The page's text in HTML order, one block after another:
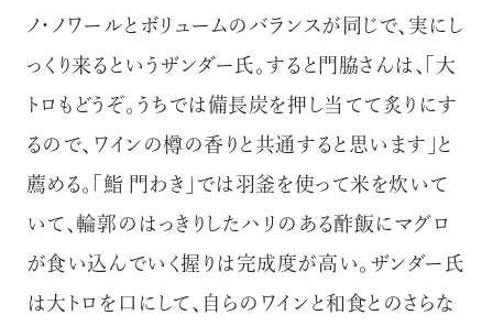
ノ・ノワールとボリュームのバランスが同じで、実にし
っくり来るというザンダー氏。すると門脇さんは、「大
トロもどうぞ。うちでは備長炭を押し当てて炙りにす
るので、ワインの樽の香りと共通すると思います」と
薦める。「鮨 門わき」では羽釜を使って米を炊いて
いて、輪郭のはっきりしたハリのある酢飯にマグロ
が食い込んでいく握りは完成度が高い。ザンダー氏
は大トロを口にして、自らのワインと和食とのさらな